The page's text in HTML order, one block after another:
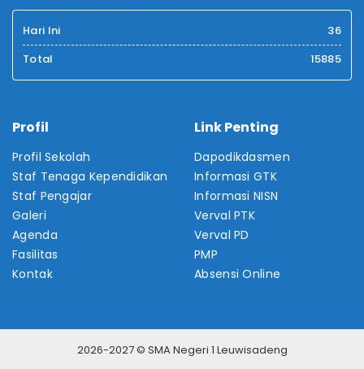
Hari Ini
36
Total
15885
Profil
Profil Sekolah
Staf Tenaga Kependidikan
Staf Pengajar
Galeri
Agenda
Fasilitas
Kontak
Link Penting
Dapodikdasmen
Informasi GTK
Informasi NISN
Verval PTK
Verval PD
PMP
Absensi Online
2026-2027 © SMA Negeri 1 Leuwisadeng